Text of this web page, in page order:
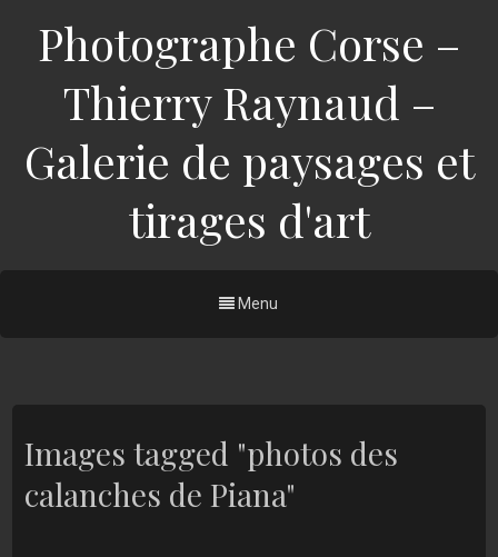
Photographe Corse –
Thierry Raynaud –
Galerie de paysages et
tirages d'art
Menu
Images tagged "photos des
calanches de Piana"